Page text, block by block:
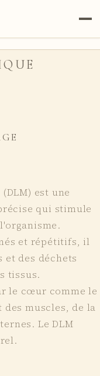
est une
qui stimule
et répétitifs, il
des déchets
tissus.
le cœur comme le
des muscles, de la
Le DLM